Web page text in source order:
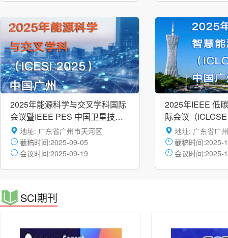
2025年能源科学与交叉学科国际
会议暨IEEE PES 中国卫星技术
委员会SBLC年会
地址: 广东省广州市天河区
截稿时间:2025-09-05
会议时间:2025-09-19
2025年IEEE 低
际会议（
地址: 广东省广
截稿时间:2025-
会议时间:2025-
SCI期刊